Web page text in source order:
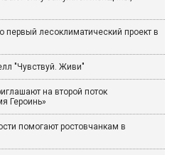
первый лесоклиматический проект в
"Чувствуй. Живи"
на второй поток
Героинь»
помогают ростовчанкам в